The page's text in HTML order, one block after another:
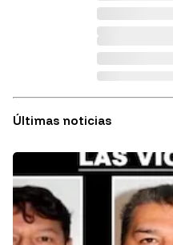
Últimas noticias